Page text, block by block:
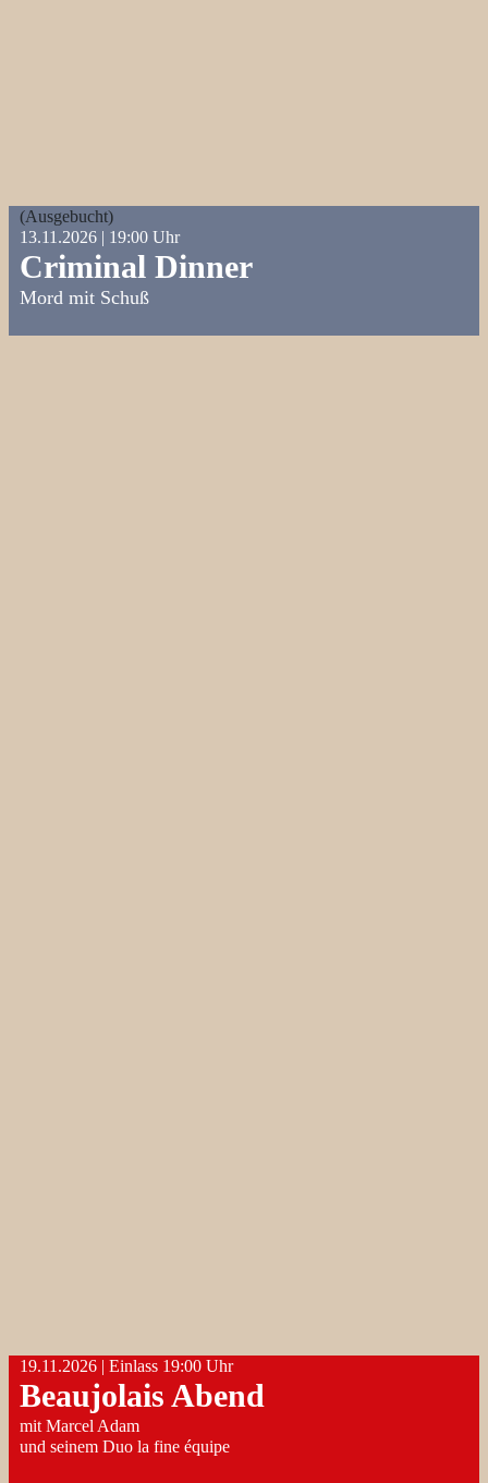
(Ausgebucht)
13.11.2026 | 19:00 Uhr
Criminal Dinner
Mord mit Schuß
19.11.2026 | Einlass ​19:00 Uhr
Beaujolais Abend
mit Marcel Adam
und seinem Duo la fine équipe